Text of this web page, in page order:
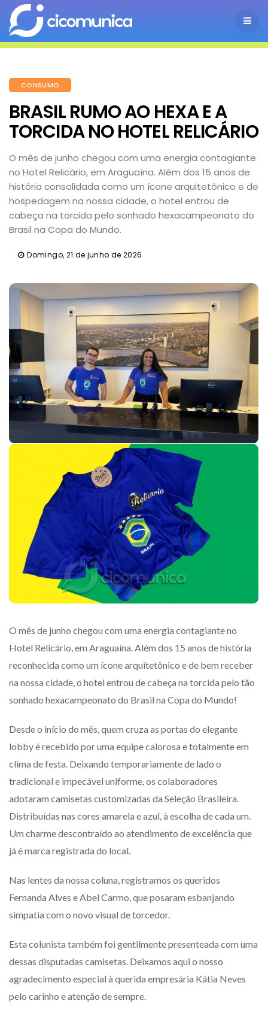
CONSUMO
BRASIL RUMO AO HEXA E A
TORCIDA NO HOTEL RELICÁRIO
O mês de junho chegou com uma energia contagiante
no Hotel Relicário, em Araguaína. Além dos 15 anos de
história consolidada como um ícone arquitetônico e de
hospedagem na nossa cidade, o hotel entrou de
cabeça na torcida pelo sonhado hexacampeonato do
Brasil na Copa do Mundo.
Domingo, 21 de junho de 2026
O mês de junho chegou com uma energia contagiante no
Hotel Relicário, em Araguaína. Além dos 15 anos de história
reconhecida como um ícone arquitetônico e de bem receber
na nossa cidade, o hotel entrou de cabeça na torcida pelo tão
sonhado hexacampeonato do Brasil na Copa do Mundo!
Desde o início do mês, quem cruza as portas do elegante
lobby é recebido por uma equipe calorosa e totalmente em
clima de festa. Deixando temporariamente de lado o
tradicional e impecável uniforme, os colaboradores
adotaram camisetas customizadas da Seleção Brasileira.
Distribuídas nas cores amarela e azul, à escolha de cada um.
Um charme descontraído ao atendimento de excelência que
já é marca registrada do local.
Nas lentes da nossa coluna, registramos os queridos
Fernanda Alves e Abel Carmo, que posaram esbanjando
simpatia com o novo visual de torcedor.
Esta colunista também foi gentilmente presenteada com uma
dessas disputadas camisetas. Deixamos aqui o nosso
agradecimento especial à querida empresária Kátia Neves
pelo carinho e atenção de sempre.